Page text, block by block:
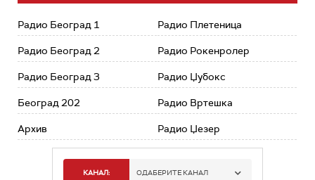
Радио Београд 1
Радио Београд 2
Радио Београд 3
Београд 202
Архив
Радио Плетеница
Радио Рокенролер
Радио Џубокс
Радио Вртешка
Радио Џезер
КАНАЛ: ОДАБЕРИТЕ КАНАЛ